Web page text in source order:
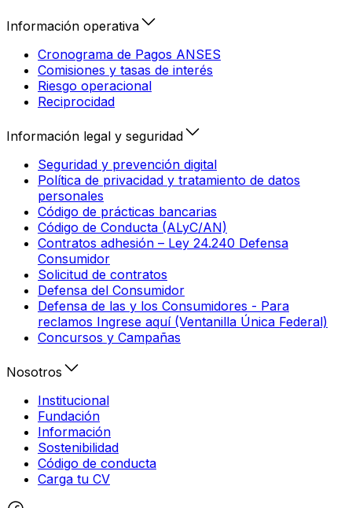
Información operativa
Cronograma de Pagos ANSES
Comisiones y tasas de interés
Riesgo operacional
Reciprocidad
Información legal y seguridad
Seguridad y prevención digital
Política de privacidad y tratamiento de datos
personales
Código de prácticas bancarias
Código de Conducta (ALyC/AN)
Contratos adhesión – Ley 24.240 Defensa
Consumidor
Solicitud de contratos
Defensa del Consumidor
Defensa de las y los Consumidores - Para
reclamos Ingrese aquí (Ventanilla Única Federal)
Concursos y Campañas
Nosotros
Institucional
Fundación
Información
Sostenibilidad
Código de conducta
Carga tu CV